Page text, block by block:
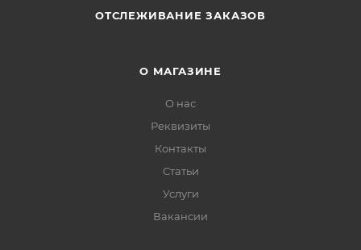
ОТСЛЕЖИВАНИЕ ЗАКАЗОВ
О МАГАЗИНЕ
О нас
Реквизиты
Контакты
Статьи
Услуги
Вакансии